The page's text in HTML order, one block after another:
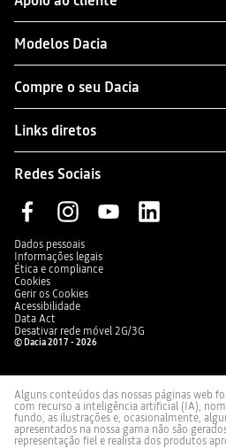
Modelos Dacia
Compre o seu Dacia
Links diretos
Redes Sociais
Dados pessoais
Informações legais
Ética e compliance
Cookies
Gerir os Cookies
Acessibilidade
Data Act
Desativar rede móvel 2G/3G
© Dacia 2017 - 2026
Alguns conteúdos das nossas páginas web
com recurso a inteligência artificial (IA),
fundo, as ilustrações e, ocasionalmente,
apresentados na nossa gama não são
representação fiel e realista dos produtos